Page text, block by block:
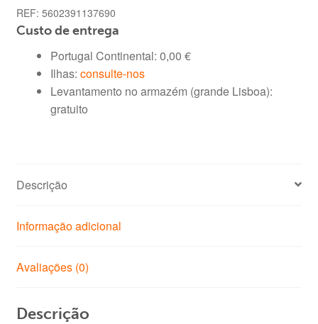
REF: 5602391137690
Custo de entrega
Portugal Continental: 0,00 €
Ilhas: consulte-nos
Levantamento no armazém (grande Lisboa):
gratuito
Descrição
Informação adicional
Avaliações (0)
Descrição